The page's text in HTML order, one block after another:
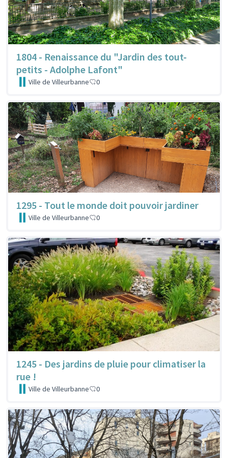
1804 - Renaissance du "Jardin des tout-
petits - Adolphe Lafont"
Ville de Villeurbanne 0
1295 - Tout le monde doit pouvoir jardiner
Ville de Villeurbanne 0
1245 - Des jardins de pluie pour climatiser la
rue !
Ville de Villeurbanne 0